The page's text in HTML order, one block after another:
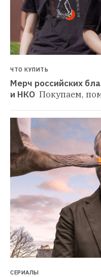
ЧТО КУПИТЬ
Мерч российских
и НКО Покупаем,
СЕРИАЛЫ